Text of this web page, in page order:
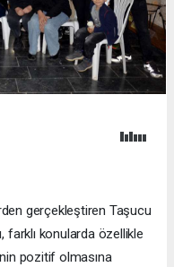
gerçekleştiren Taşucu
farklı konularda özellikle
pozitif olmasına